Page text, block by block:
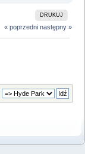
DRUKUJ
« poprzedni następny »